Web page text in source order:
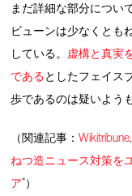
まだ詳細な部分につい
ビューンは少なくとも
している。 虚構と真実
であるとしたフェイス
歩であるのは疑いよう
（関連記事：Wikitribune,
ねつ造ニュース対策を
ア”）